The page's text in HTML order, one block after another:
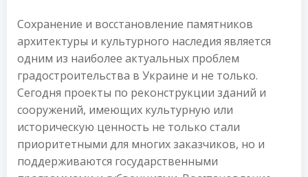
Сохранение и восстановление памятников
архитектуры и культурного наследия является
одним из наиболее актуальных проблем
градостроительства в Украине и не только.
Сегодня проекты по реконструкции зданий и
сооружений, имеющих культурную или
историческую ценность не только стали
приоритетными для многих заказчиков, но и
поддерживаются государственными